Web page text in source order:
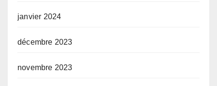
janvier 2024
décembre 2023
novembre 2023